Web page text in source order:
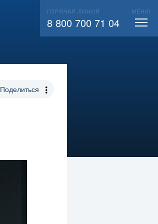
ВЫЗВАТЬ СЛЕСАРЯ
ГОРЯЧАЯ ЛИНИЯ
8 800 700 71 04
МЕНЮ
Поделиться